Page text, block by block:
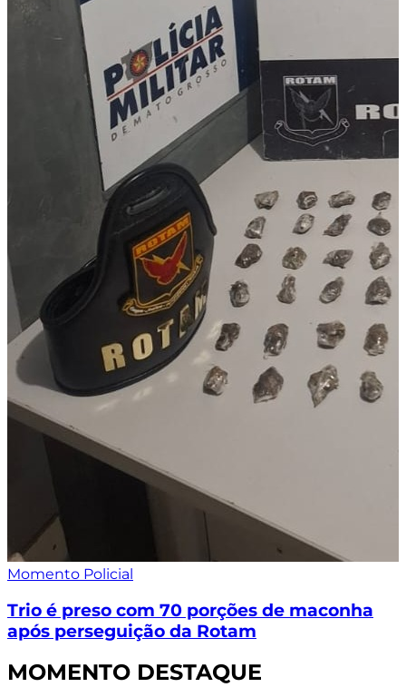
Momento Policial
Trio é preso com 70 porções de maconha
após perseguição da Rotam
MOMENTO DESTAQUE